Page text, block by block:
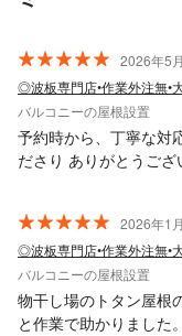
2026年5
バルコニーの屋根設置
予約時から、丁寧な対
ださり ありがとうござ
2026年1
バルコニーの屋根設置
物干し場のトタン屋根
と作業で助かりました